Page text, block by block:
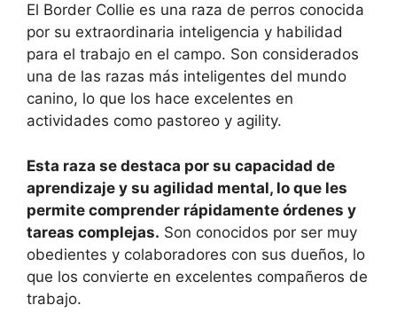
El Border Collie es una raza de perros conocida
por su extraordinaria inteligencia y habilidad
para el trabajo en el campo. Son considerados
una de las razas más inteligentes del mundo
canino, lo que los hace excelentes en
actividades como pastoreo y agility.
Esta raza se destaca por su capacidad de
aprendizaje y su agilidad mental, lo que les
permite comprender rápidamente órdenes y
tareas complejas. Son conocidos por ser muy
obedientes y colaboradores con sus dueños, lo
que los convierte en excelentes compañeros de
trabajo.